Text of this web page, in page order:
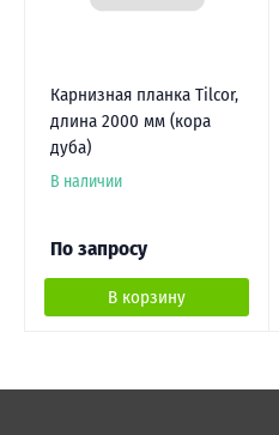
Карнизная планка Tilcor,
длина 2000 мм (кора
дуба)
В наличии
По запросу
В корзину